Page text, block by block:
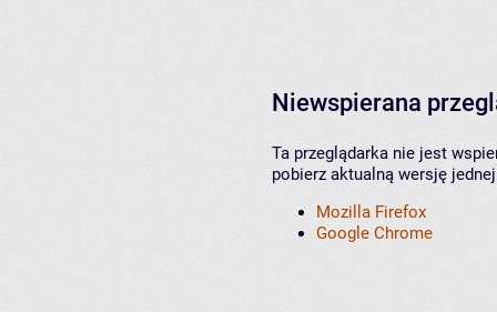
Niewspierana
Ta przeglądarka nie jest
pobierz aktualną wersję
Mozilla Firefox
Google Chrome